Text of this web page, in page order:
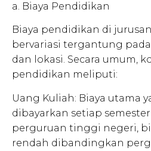
a. Biaya Pendidikan
Biaya pendidikan di
bervariasi tergantung
dan lokasi. Secara umum,
pendidikan meliputi:
Uang Kuliah: Biaya utama
dibayarkan setiap
perguruan tinggi negeri,
rendah dibandingkan